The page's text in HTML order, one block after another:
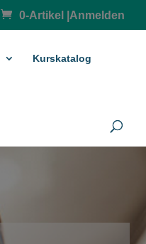
0-Artikel Anmelden
Kurskatalog